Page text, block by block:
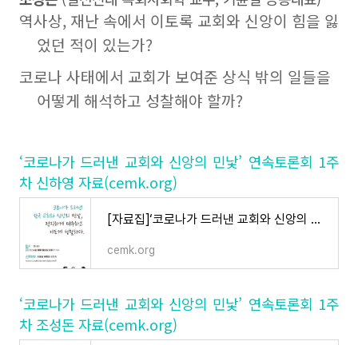
역사상, 재난 속에서 이토록 교회와 신앙이 힘을 잃
었던 적이 있는가?
코로나 사태에서 교회가 보여준 상식 밖의 일들을
어떻게 해석하고 성찰해야 할까?
‘코로나가 드러낸 교회와 신앙의 민낯’ 연속토론회 1주
차 신하영 자료(cemk.org)
[자료집]‘코로나가 드러낸 교회와 신앙의 민낯’ 연속토론회 4주차
cemk.org
‘코로나가 드러낸 교회와 신앙의 민낯’ 연속토론회 1주
차 조성돈 자료(cemk.org)